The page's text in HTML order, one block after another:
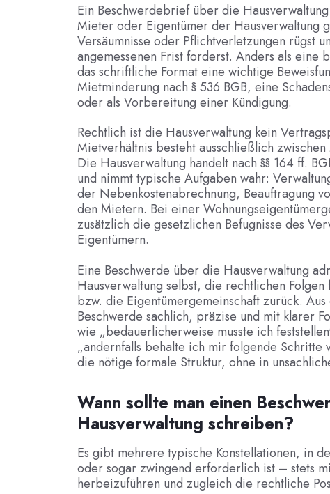
Ein Beschwerdebrief über die
Mieter oder Eigentümer der Hausverwaltung
Versäumnisse oder Pflichtverletzungen rügst
angemessenen Frist forderst. Anders als eine
das schriftliche Format eine wichtige
Mietminderung nach § 536 BGB, eine
oder als Vorbereitung einer Kündigung.
Rechtlich ist die Hausverwaltung kein
Mietverhältnis besteht ausschließlich
Die Hausverwaltung handelt nach §§ 164 ff.
und nimmt typische Aufgaben wahr:
der Nebenkostenabrechnung, Beauftragung
den Mietern. Bei einer
zusätzlich die gesetzlichen Befugnisse des
Eigentümern.
Eine Beschwerde über die Hausverwaltung
Hausverwaltung selbst, die rechtlichen
bzw. die Eigentümergemeinschaft zurück.
Beschwerde sachlich, präzise und mit klarer
wie „bedauerlicherweise musste ich
„andernfalls behalte ich mir folgende
die nötige formale Struktur, ohne in
Wann sollte man einen
Hausverwaltung schreiben?
Es gibt mehrere typische Konstellationen, in
oder sogar zwingend erforderlich ist – stets
herbeizuführen und zugleich die rechtliche